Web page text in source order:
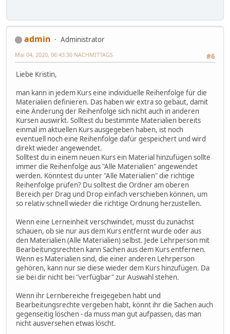
admin
Administrator
#6
Mai 04, 2020, 06:43:30 NACHMITTAGS
Liebe Kristin,
man kann in jedem Kurs eine individuelle Reihenfolge für die
Materialien definieren. Das haben wir extra so gebaut, damit
eine Änderung der Reihenfolge sich nicht auch in anderen
Kursen auswirkt. Solltest du bestimmte Materialien bereits
einmal im aktuellen Kurs ausgegeben haben, ist noch
eventuell noch eine Reihenfolge dafür gespeichert und wird
direkt wieder angewendet.
Solltest du in einem neuen Kurs ein Material hinzufügen sollte
immer die Reihenfolge aus "Alle Materialien" angewendet
werden. Könntest du unter "Alle Materialien" die richtige
Reihenfolge prüfen? Du solltest die Ordner am oberen
Bereich per Drag und Drop einfach verschieben können, um
so relativ schnell wieder die richtige Ordnung herzustellen.
Wenn eine Lerneinheit verschwindet, musst du zunächst
schauen, ob sie nur aus dem Kurs entfernt wurde oder aus
den Materialien (Alle Materialien) selbst. Jede Lehrperson mit
Bearbeitungsrechten kann Sachen aus dem Kurs entfernen.
Wenn es Materialien sind, die einer anderen Lehrperson
gehören, kann nur sie diese wieder dem Kurs hinzufügen. Da
sie bei dir nicht bei "verfügbar" zur Auswahl stehen.
Wenn ihr Lernbereiche freigegeben habt und
Bearbeitungsrechte vergeben habt, könnt ihr die Sachen auch
gegenseitig löschen - da muss man gut aufpassen, das man
nicht ausversehen etwas löscht.